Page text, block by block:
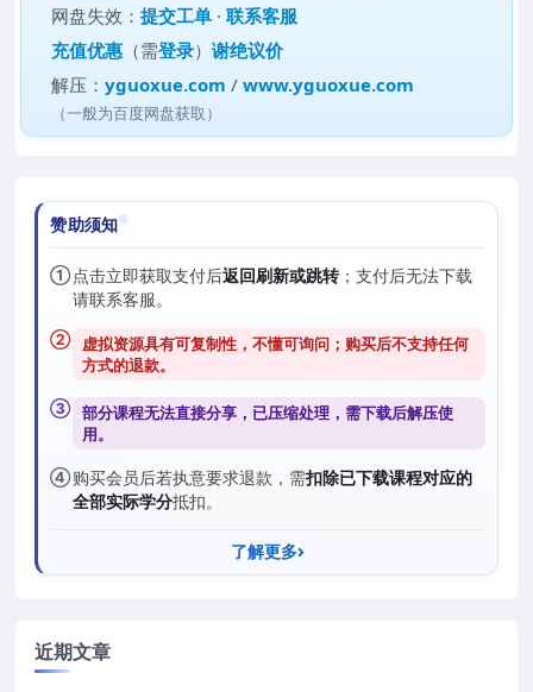
网盘失效：提交工单 ·联系客服
充值优惠 （需登录）谢绝议价
解压：yguoxue.com /www.yguoxue.com
（一般为百度网盘获取）
赞助须知
①点击立即获取支付后返回刷新或跳转；支付后无法下载
请联系客服。
② 虚拟资源具有可复制性，不懂可询问；购买后不支持任何
方式的退款。
③ 部分课程无法直接分享，已压缩处理，需下载后解压使
用。
④购买会员后若执意要求退款，需扣除已下载课程对应的
全部实际学分抵扣。
了解更多
近期文章